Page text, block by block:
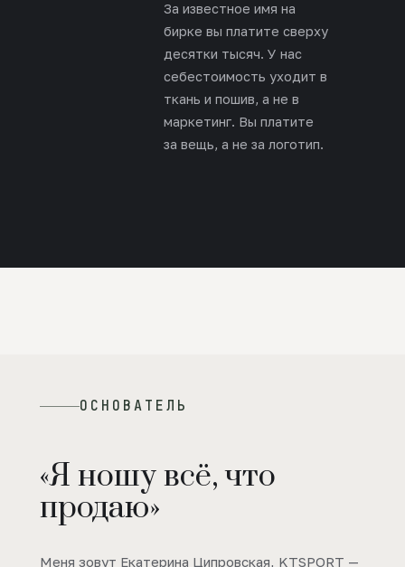
За известное имя на
бирке вы платите сверху
десятки тысяч. У нас
себестоимость уходит в
ткань и пошив, а не в
маркетинг. Вы платите
за вещь, а не за логотип.
ОСНОВАТЕЛЬ
«Я ношу всё, что
продаю»
Меня зовут Екатерина Ципровская, KTSPORT —